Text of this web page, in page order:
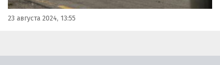
23 августа 2024, 13:55